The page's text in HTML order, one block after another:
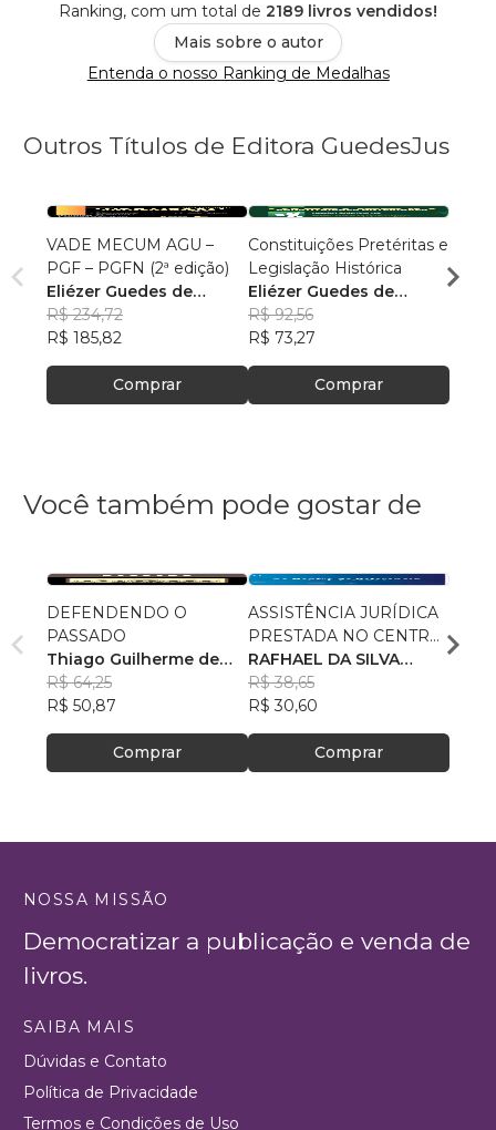
Ranking, com um total de 2189 livros vendidos!
Mais sobre o autor
Entenda o nosso Ranking de Medalhas
Outros Títulos de Editora GuedesJus
VADE MECUM AGU –
PGF – PGFN (2ª edição)
Eliézer Guedes de
Oliveira Junior
R$ 234,72
R$ 185,82
Comprar
Constituições Pretéritas e
Legislação Histórica
Eliézer Guedes de
Oliveira Junior
R$ 92,56
R$ 73,27
Comprar
Militar
Você também pode gostar de
DEFENDENDO O
PASSADO
Thiago Guilherme de
Souza
R$ 64,25
R$ 50,87
Comprar
ASSISTÊNCIA JURÍDICA
PRESTADA NO CENTRO
DE REFERÊNCIA
ESPECIALIZADO DE
ASSISTÊNCIA SOCIAL–
CREAS
RAFHAEL DA SILVA
PETRÔNIO
R$ 38,65
R$ 30,60
Comprar
AS
NOSSA MISSÃO
Democratizar a publicação e venda de
livros.
SAIBA MAIS
Dúvidas e Contato
Política de Privacidade
Termos e Condições de Uso